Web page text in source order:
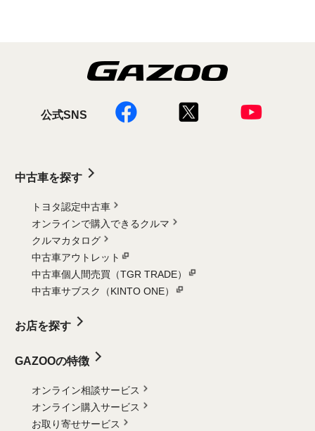
公式SNS
中古車を探す
トヨタ認定中古車
オンラインで購入できるクルマ
クルマカタログ
中古車アウトレット
中古車個人間売買（TGR TRADE）
中古車サブスク（KINTO ONE）
お店を探す
GAZOOの特徴
オンライン相談サービス
オンライン購入サービス
お取り寄せサービス